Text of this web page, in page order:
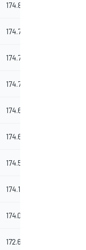
174.866
174.744
174.706
174.704
174.677
174.603
174.599
174.133
174.021
172.661